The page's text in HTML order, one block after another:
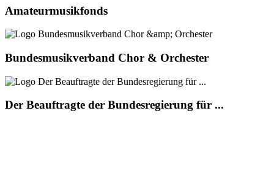
Amateurmusikfonds
Bundesmusikverband Chor & Orchester
Der Beauftragte der Bundesregierung für ...